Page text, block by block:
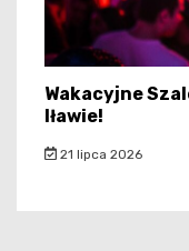
Wakacyjne
Iławie!
21 lipca 2026